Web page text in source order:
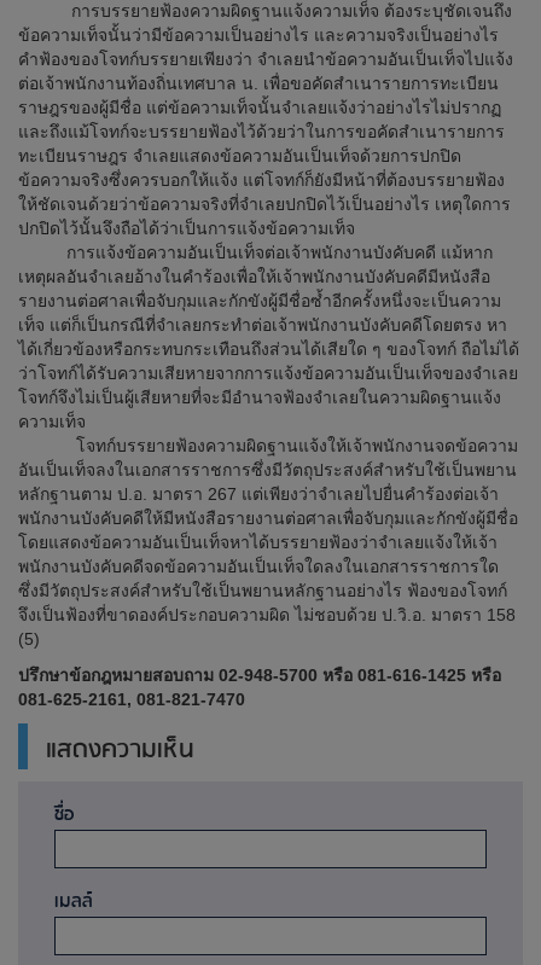
การบรรยายฟ้องความผิดฐานแจ้งความเท็จ ต้องระบุชัดเจนถึง
ข้อความเท็จนั้นว่ามีข้อความเป็นอย่างไร และความจริงเป็นอย่างไร
คำฟ้องของโจทก์บรรยายเพียงว่า จำเลยนำข้อความอันเป็นเท็จไปแจ้ง
ต่อเจ้าพนักงานท้องถิ่นเทศบาล น. เพื่อขอคัดสำเนารายการทะเบียน
ราษฎรของผู้มีชื่อ แต่ข้อความเท็จนั้นจำเลยแจ้งว่าอย่างไรไม่ปรากฏ
และถึงแม้โจทก์จะบรรยายฟ้องไว้ด้วยว่าในการขอคัดสำเนารายการ
ทะเบียนราษฎร จำเลยแสดงข้อความอันเป็นเท็จด้วยการปกปิด
ข้อความจริงซึ่งควรบอกให้แจ้ง แต่โจทก์ก็ยังมีหน้าที่ต้องบรรยายฟ้อง
ให้ชัดเจนด้วยว่าข้อความจริงที่จำเลยปกปิดไว้เป็นอย่างไร เหตุใดการ
ปกปิดไว้นั้นจึงถือได้ว่าเป็นการแจ้งข้อความเท็จ
การแจ้งข้อความอันเป็นเท็จต่อเจ้าพนักงานบังคับคดี แม้หาก
เหตุผลอันจำเลยอ้างในคำร้องเพื่อให้เจ้าพนักงานบังคับคดีมีหนังสือ
รายงานต่อศาลเพื่อจับกุมและกักขังผู้มีชื่อซ้ำอีกครั้งหนึ่งจะเป็นความ
เท็จ แต่ก็เป็นกรณีที่จำเลยกระทำต่อเจ้าพนักงานบังคับคดีโดยตรง หา
ได้เกี่ยวข้องหรือกระทบกระเทือนถึงส่วนได้เสียใด ๆ ของโจทก์ ถือไม่ได้
ว่าโจทก์ได้รับความเสียหายจากการแจ้งข้อความอันเป็นเท็จของจำเลย
โจทก์จึงไม่เป็นผู้เสียหายที่จะมีอำนาจฟ้องจำเลยในความผิดฐานแจ้ง
ความเท็จ
โจทก์บรรยายฟ้องความผิดฐานแจ้งให้เจ้าพนักงานจดข้อความ
อันเป็นเท็จลงในเอกสารราชการซึ่งมีวัตถุประสงค์สำหรับใช้เป็นพยาน
หลักฐานตาม ป.อ. มาตรา 267 แต่เพียงว่าจำเลยไปยื่นคำร้องต่อเจ้า
พนักงานบังคับคดีให้มีหนังสือรายงานต่อศาลเพื่อจับกุมและกักขังผู้มีชื่อ
โดยแสดงข้อความอันเป็นเท็จหาได้บรรยายฟ้องว่าจำเลยแจ้งให้เจ้า
พนักงานบังคับคดีจดข้อความอันเป็นเท็จใดลงในเอกสารราชการใด
ซึ่งมีวัตถุประสงค์สำหรับใช้เป็นพยานหลักฐานอย่างไร ฟ้องของโจทก์
จึงเป็นฟ้องที่ขาดองค์ประกอบความผิด ไม่ชอบด้วย ป.วิ.อ. มาตรา 158
(5)
ปรึกษาข้อกฎหมายสอบถาม 02-948-5700 หรือ 081-616-1425 หรือ
081-625-2161, 081-821-7470
แสดงความเห็น
ชื่อ
เมลล์